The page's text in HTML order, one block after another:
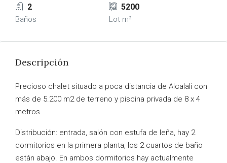
2
Baños
5200
Lot m²
Descripción
Precioso chalet situado a poca distancia de Alcalali con
más de 5.200 m2 de terreno y piscina privada de 8 x 4
metros.
Distribución: entrada, salón con estufa de leña, hay 2
dormitorios en la primera planta, los 2 cuartos de baño
están abajo. En ambos dormitorios hay actualmente